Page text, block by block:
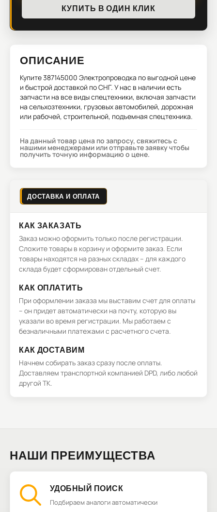
КУПИТЬ В ОДИН КЛИК
ОПИСАНИЕ
Купите387145000 Электропроводка по выгодной цене
и быстрой доставкой по СНГ. У нас в наличии есть
запчасти на все виды спецтехники, включая запчасти
на сельхозтехники, грузовых автомобилей, дорожная
или рабочей, строительной, подъемная спецтехника.
На данный товар цена по запросу, свяжитесь с
нашими менеджерами или отправьте заявку чтобы
получить точную информацию о цене.
ДОСТАВКА И ОПЛАТА
КАК ЗАКАЗАТЬ
Заказ можно оформить только после регистрации.
Сложите товары в корзину и оформите заказ. Если
товары находятся на разных складах – для каждого
склада будет сформирован отдельный счет.
КАК ОПЛАТИТЬ
При оформлении заказа мы выставим счет для оплаты
– он придет автоматически на почту, которую вы
указали во время регистрации. Мы работаем с
безналичными платежами с расчетного счета.
КАК ДОСТАВИМ
Начнем собирать заказ сразу после оплаты.
Доставляем транспортной компанией DPD, либо любой
другой ТК.
НАШИ ПРЕИМУЩЕСТВА
УДОБНЫЙ ПОИСК
Подбираем аналоги автоматически